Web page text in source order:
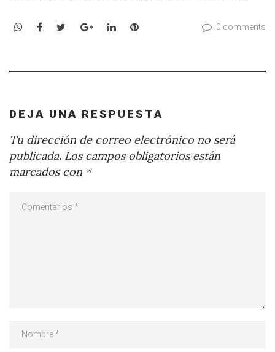
WhatsApp
Facebook
TwitterGoogle+LinkedInPinterest 0 comments
DEJA UNA RESPUESTA
Tu dirección de correo electrónico no será
publicada. Los campos obligatorios están
marcados con *